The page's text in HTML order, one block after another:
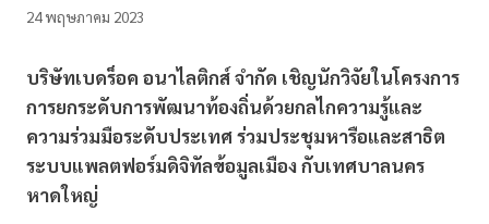
24 พฤษภาคม 2023
บริษัทเบดร็อค อนาไลติกส์ จำกัด เชิญนักวิจัยในโครงการ
การยกระดับการพัฒนาท้องถิ่นด้วยกลไกความรู้และ
ความร่วมมือระดับประเทศ ร่วมประชุมหารือและสาธิต
ระบบแพลตฟอร์มดิจิทัลข้อมูลเมือง กับเทศบาลนคร
หาดใหญ่